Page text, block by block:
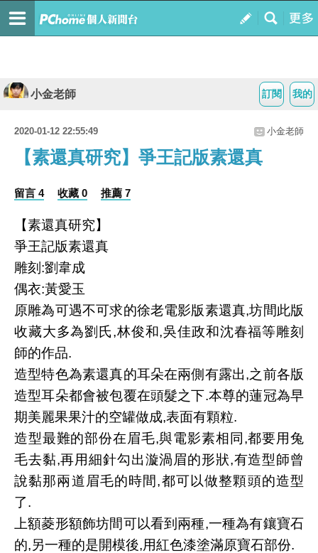
我的
訂閱
小金老師
2020-01-12 22:55:49 小金老師
【素還真研究】爭王記版素還真
留言 4 收藏 0 推薦 7
【素還真研究】
爭王記版素還真
雕刻:劉韋成
偶衣:黃愛玉
原雕為可遇不可求的徐老電影版素還真,坊間此版
收藏大多為劉氏,林俊和,吳佳政和沈春福等雕刻
師的作品.
造型特色為素還真的耳朵在兩側有露出,之前各版
造型耳朵都會被包覆在頭髮之下.本尊的蓮冠為早
期美麗果果汁的空罐做成,表面有顆粒.
造型最難的部份在眉毛,與電影素相同,都要用兔
毛去黏,再用細針勾出漩渦眉的形狀,有造型師曾
說黏那兩道眉毛的時間,都可以做整顆頭的造型
了.
上額菱形額飾坊間可以看到兩種,一種為有鑲寶石
的,另一種的是開模後,用紅色漆塗滿原寶石部份.